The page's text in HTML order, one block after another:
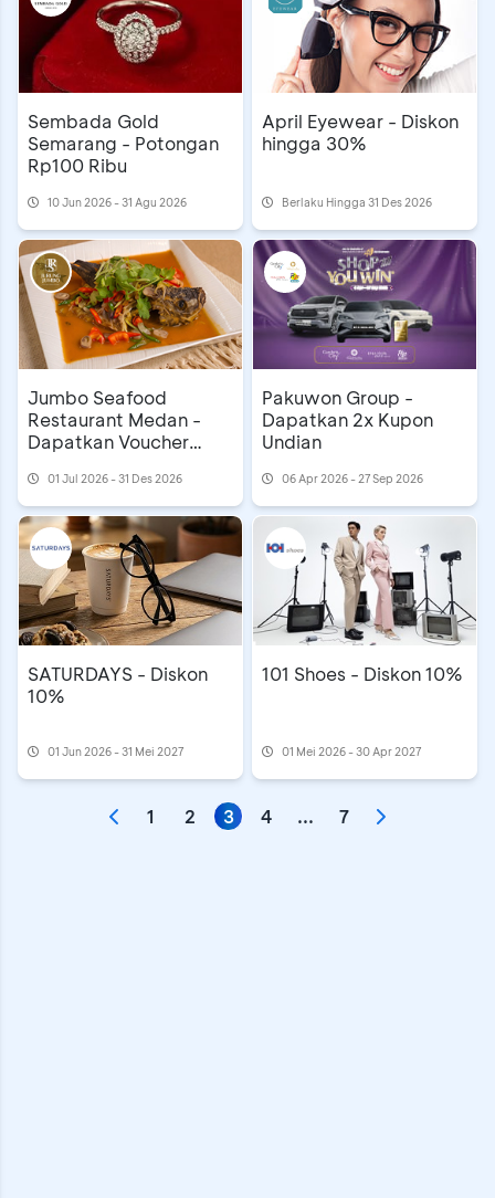
Sembada Gold
Semarang - Potongan
Rp100 Ribu
10 Jun 2026 - 31 Agu 2026
April Eyewear - Diskon
hingga 30%
Berlaku Hingga 31 Des 2026
Jumbo Seafood
Restaurant Medan -
Dapatkan Voucher
01 Jul 2026 - 31 Des 2026
Pakuwon Group -
Dapatkan 2x Kupon
Undian
06 Apr 2026 - 27 Sep 2026
SATURDAYS - Diskon
10%
01 Jun 2026 - 31 Mei 2027
101 Shoes - Diskon 10%
01 Mei 2026 - 30 Apr 2027
1 2 3 4 ... 7